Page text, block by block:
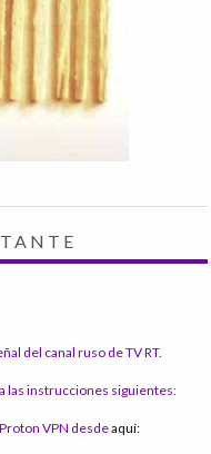
del canal ruso de TV RT.
las instrucciones siguientes:
VPN desdeaquí: